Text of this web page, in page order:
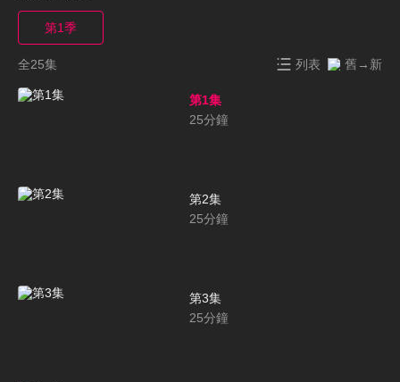
第1季
全25集 列表 舊→新
第1集
25分鐘
第2集
25分鐘
第3集
25分鐘